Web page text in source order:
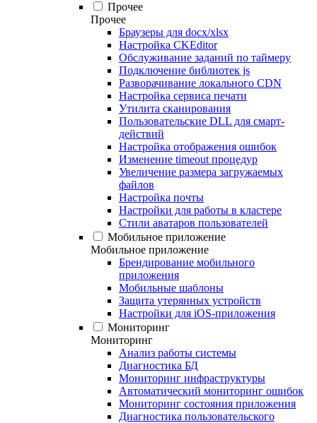
Прочее
Прочее
Браузеры для docx/xlsx
Настройка CKEditor
Обслуживание заданий по таймеру
Подключение библиотек js
Разворачивание локального CDN
Настройка сервиса печати
Утилита сканирования
Пользовательские DLL для смарт-
действий
Настройка отображения ошибок
Изменение timeout процедур
Увеличение размера загружаемых
файлов
Настройка почты
Настройки для работы в кластере
Стили аватаров пользователей
Мобильное приложение
Мобильное приложение
Брендирование мобильного
приложения
Мобильные шаблоны
Защита утерянных устройств
Настройки для iOS-приложения
Мониторинг
Мониторинг
Анализ работы системы
Диагностика БД
Мониторинг инфраструктуры
Автоматический мониторинг ошибок
Мониторинг состояния приложения
Диагностика пользовательского